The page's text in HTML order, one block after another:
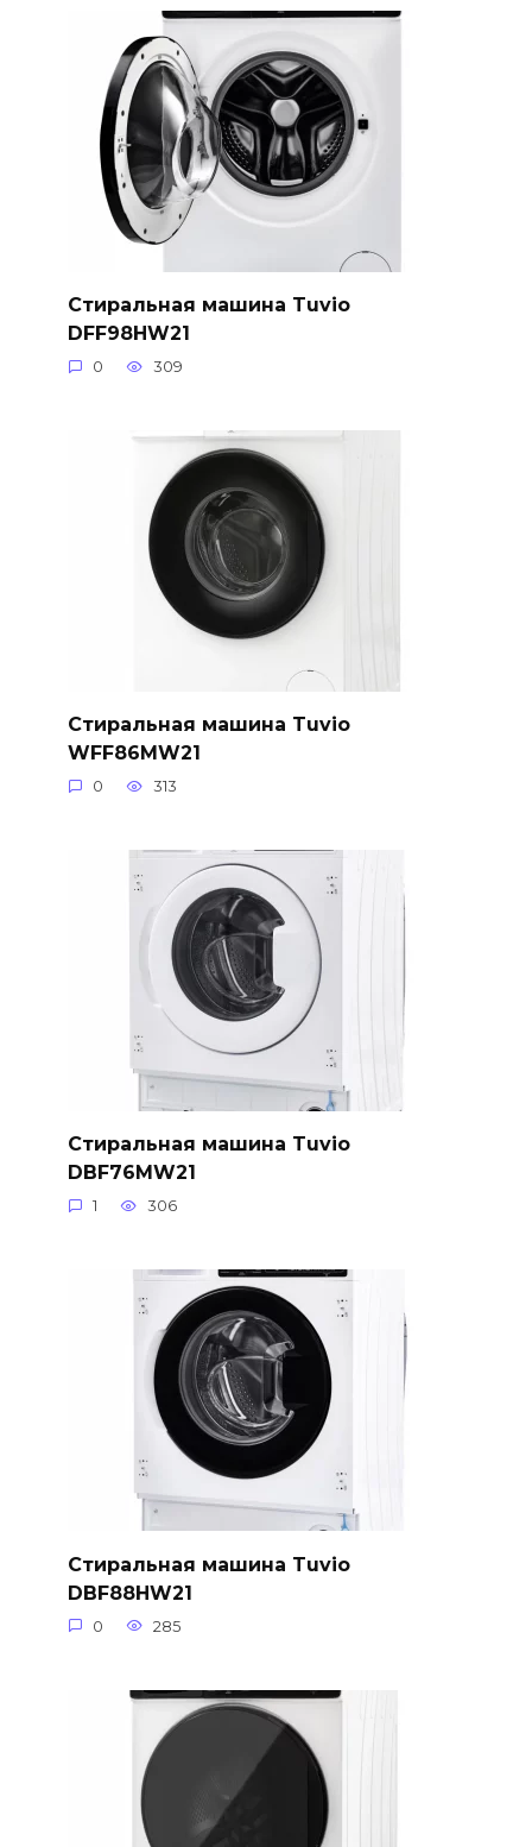
Стиральная машина Tuvio
DFF98HW21
0 309
Стиральная машина Tuvio
WFF86MW21
0 313
Стиральная машина Tuvio
DBF76MW21
1 306
Стиральная машина Tuvio
DBF88HW21
0 285